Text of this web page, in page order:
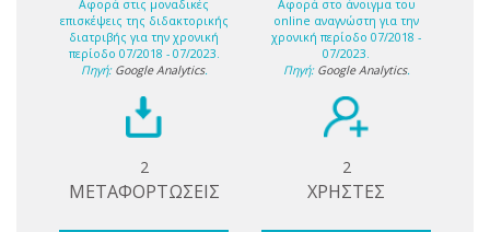
Αφορά στις μοναδικές
επισκέψεις της διδακτορικής
διατριβής για την χρονική
περίοδο 07/2018 - 07/2023.
Πηγή: Google Analytics.
Αφορά στο άνοιγμα του
online αναγνώστη για την
χρονική περίοδο 07/2018 -
07/2023.
Πηγή: Google Analytics.
2
ΜΕΤΑΦΟΡΤΩΣΕΙΣ
2
ΧΡΗΣΤΕΣ